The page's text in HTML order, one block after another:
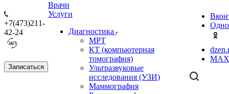
+7(473)211-
42-24
Записаться
Врачи
Услуги
Диагностика
МРТ
КТ (компьютерная
томография)
Ультразвуковые
исследования (УЗИ)
Маммография